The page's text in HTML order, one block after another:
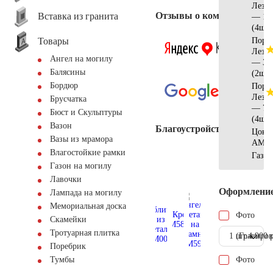
Вставка из гранита
Товары
Ангел на могилу
Балясины
Бордюр
Брусчатка
Бюст и Скульптуры
Вазон
Вазы из мрамора
Влагостойкие рамки
Газон на могилу
Лавочки
Лампада на могилу
Мемориальная доска
Скамейки
Тротуарная плитка
Поребрик
Тумбы
Отзывы о компании
Благоустройство
—
(4шт)
—
(2шт)
—
(4шт)
Газон
Фото
1 шт.4.900
Фото